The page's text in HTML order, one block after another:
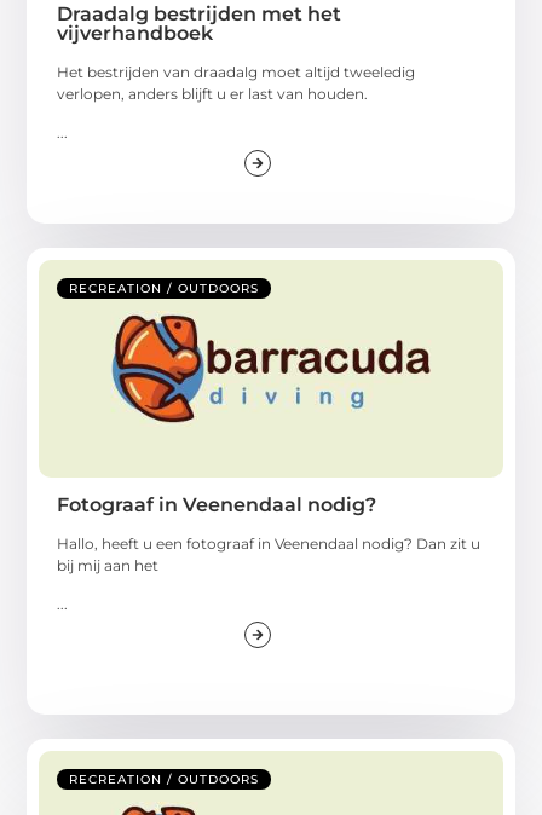
Draadalg bestrijden met het
vijverhandboek
Het bestrijden van draadalg moet altijd tweeledig
verlopen, anders blijft u er last van houden.
...
RECREATION / OUTDOORS
Fotograaf in Veenendaal nodig?
Hallo, heeft u een fotograaf in Veenendaal nodig? Dan zit u
bij mij aan het
...
RECREATION / OUTDOORS